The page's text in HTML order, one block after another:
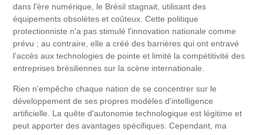
dans l'ère numérique, le Brésil stagnait, utilisant des
équipements obsolètes et coûteux. Cette politique
protectionniste n'a pas stimulé l'innovation nationale comme
prévu ; au contraire, elle a créé des barrières qui ont entravé
l'accès aux technologies de pointe et limité la compétitivité des
entreprises brésiliennes sur la scène internationale.
Rien n'empêche chaque nation de se concentrer sur le
développement de ses propres modèles d'intelligence
artificielle. La quête d'autonomie technologique est légitime et
peut apporter des avantages spécifiques. Cependant, ma